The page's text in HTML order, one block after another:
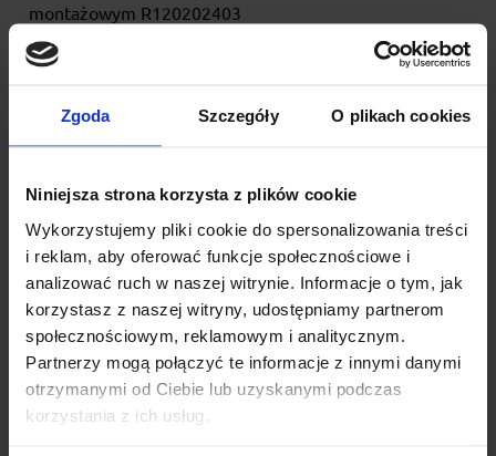
Zgoda Szczegóły O plikach cookies
Niniejsza strona korzysta z plików cookie
Wykorzystujemy pliki cookie do spersonalizowania treści
i reklam, aby oferować funkcje społecznościowe i
analizować ruch w naszej witrynie. Informacje o tym, jak
korzystasz z naszej witryny, udostępniamy partnerom
społecznościowym, reklamowym i analitycznym.
Partnerzy mogą połączyć te informacje z innymi danymi
otrzymanymi od Ciebie lub uzyskanymi podczas
korzystania z ich usług.
montażowym R120202403
Platforma dachowa Firrak wykonana ze stali ocynkowanej do
pojazdów użytkowych. Stalowe bagażniki dachowe FIRR...
1 859.00 zł